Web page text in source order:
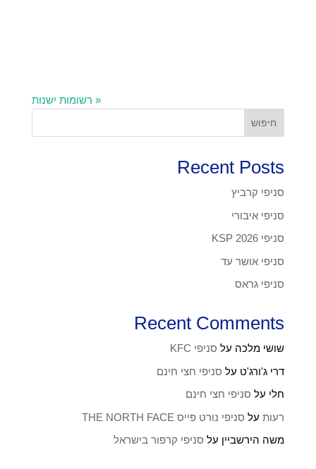
« רשומות ישנות
חיפוש
Recent Posts
סניפי קרביץ
סניפי איבורי
סניפי KSP 2026
סניפי אושר עד
סניפי גראס
Recent Comments
שושי מלכה על סניפי KFC
דרי ג'ורג'ט על סניפי חצי חינם
חלי על סניפי חצי חינם
רעותעל סניפי נורט פייס THE NORTH FACE
משה הירשביין על סניפי קרפור בישראל